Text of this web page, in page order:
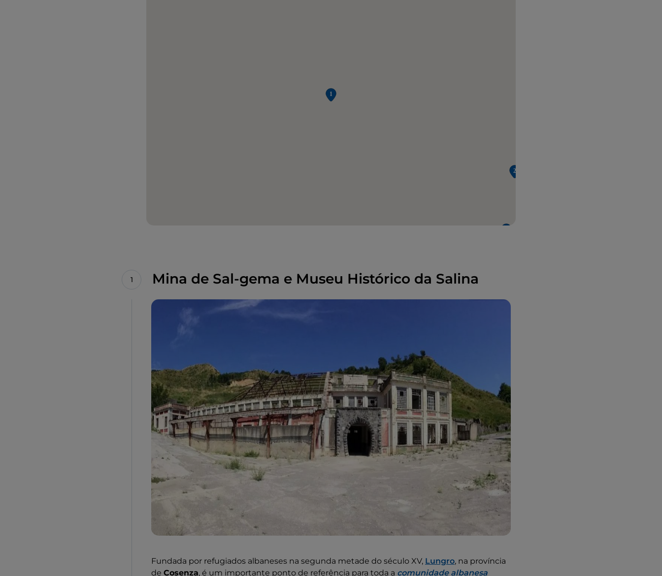
Mina de Sal-gema e Museu Histórico da Salina
Fundada por refugiados albaneses na segunda metade do século XV, Lungro, na província
de Cosenza, é um importante ponto de referência para toda a comunidade albanesa